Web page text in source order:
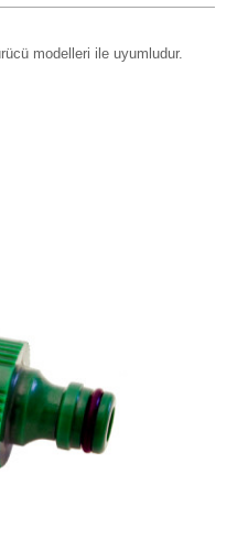
modelleri ile uyumludur.